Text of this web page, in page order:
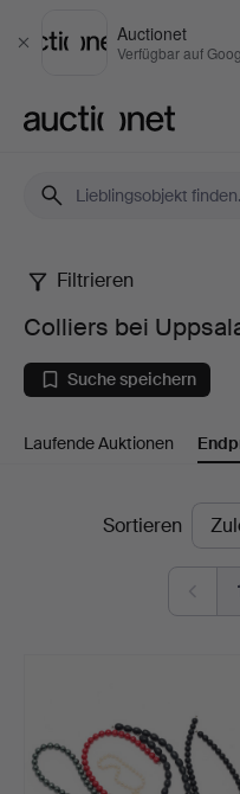
Schließen
Auctionet
Verfügbar auf
Colliers
bei
Uppsala
Filtrieren
Colliers bei
Suche speichern
Laufende Auktionen
EndpreiseSortieren